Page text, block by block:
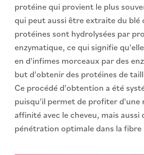
protéine qui provient le plus
qui peut aussi être extraite du blé
protéines sont hydrolysées par
enzymatique, ce qui signifie
en d'infimes morceaux par des
but d'obtenir des protéines de
Ce procédé d'obtention a été
puisqu'il permet de profiter d'une
affinité avec le cheveu, mais aussi
pénétration optimale dans la fibre